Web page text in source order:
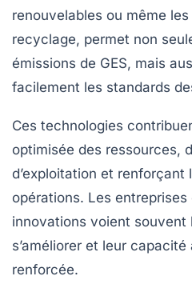
renouvelables ou même
recyclage, permet non
émissions de GES, mais
facilement les standards
Ces technologies
optimisée des ressources,
d’exploitation et renforçant
opérations. Les
innovations voient souvent
s’améliorer et leur
renforcée.